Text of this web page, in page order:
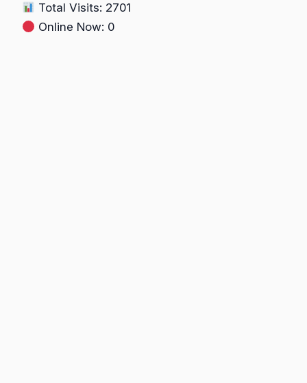
BEA
Total Visits: 2701
Online Now: 0